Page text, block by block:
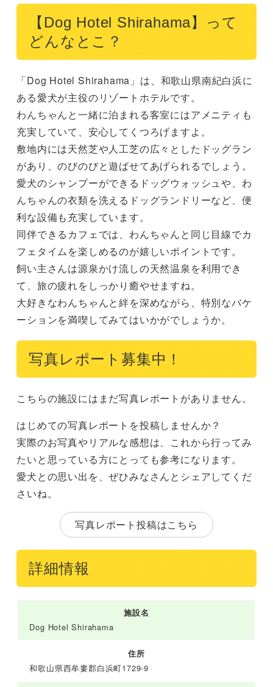
【Dog Hotel Shirahama】って
どんなとこ？
「Dog Hotel Shirahama」は、和歌山県南紀白浜に
ある愛犬が主役のリゾートホテルです。
わんちゃんと一緒に泊まれる客室にはアメニティも
充実していて、安心してくつろげますよ。
敷地内には天然芝や人工芝の広々としたドッグラン
があり、のびのびと遊ばせてあげられるでしょう。
愛犬のシャンプーができるドッグウォッシュや、わ
んちゃんの衣類を洗えるドッグランドリーなど、便
利な設備も充実しています。
同伴できるカフェでは、わんちゃんと同じ目線でカ
フェタイムを楽しめるのが嬉しいポイントです。
飼い主さんは源泉かけ流しの天然温泉を利用でき
て、旅の疲れをしっかり癒やせますね。
大好きなわんちゃんと絆を深めながら、特別なバケ
ーションを満喫してみてはいかがでしょうか。
写真レポート募集中！
こちらの施設にはまだ写真レポートがありません。
はじめての写真レポートを投稿しませんか？
実際のお写真やリアルな感想は、これから行ってみ
たいと思っている方にとっても参考になります。
愛犬との思い出を、ぜひみなさんとシェアしてくだ
さいね。
写真レポート投稿はこちら
詳細情報
施設名
Dog Hotel Shirahama
住所
和歌山県西牟婁郡白浜町1729-9